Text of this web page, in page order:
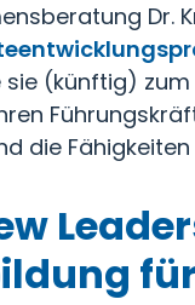
Dr.
sie (künftig)
die